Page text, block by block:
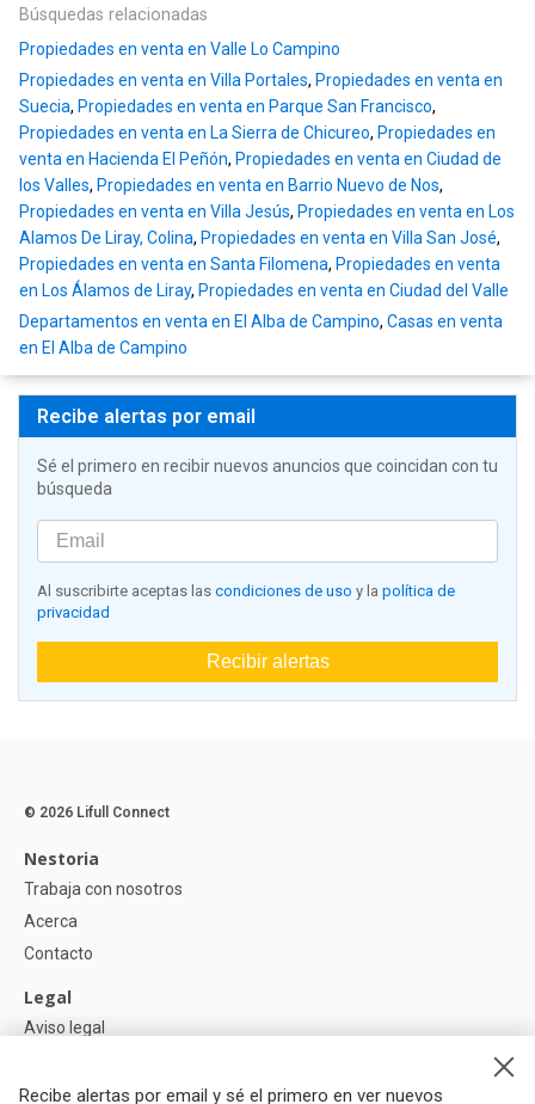
Búsquedas relacionadas
Propiedades en venta en Valle Lo Campino
Propiedades en venta en Villa Portales, Propiedades en venta en
Suecia, Propiedades en venta en Parque San Francisco,
Propiedades en venta en La Sierra de Chicureo, Propiedades en
venta en Hacienda El Peñón, Propiedades en venta en Ciudad de
los Valles, Propiedades en venta en Barrio Nuevo de Nos,
Propiedades en venta en Villa Jesús, Propiedades en venta en Los
Alamos De Liray, Colina, Propiedades en venta en Villa San José,
Propiedades en venta en Santa Filomena, Propiedades en venta
en Los Álamos de Liray, Propiedades en venta en Ciudad del Valle
Departamentos en venta en El Alba de Campino, Casas en venta
en El Alba de Campino
Recibe alertas por email
Sé el primero en recibir nuevos anuncios que coincidan con tu
búsqueda
Al suscribirte aceptas las condiciones de uso y la política de
privacidad
Recibir alertas
Recibe alertas por email y sé el primero en ver nuevos
© 2026 Lifull Connect
Nestoria
Trabaja con nosotros
Acerca
Contacto
Legal
Aviso legal
Política de Cookies